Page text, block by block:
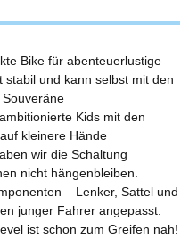
Bike für abenteuerlustige
stabil und kann selbst mit den
Kids mit den
kleinere Hände
wir die Schaltung
nicht hängenbleiben.
– Lenker, Sattel und
junger Fahrer angepasst.
ist schon zum Greifen nah!